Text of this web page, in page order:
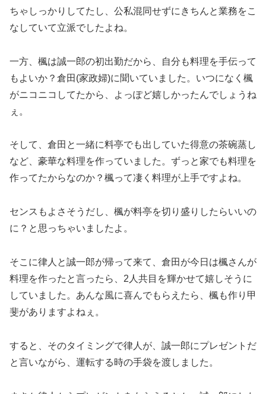
ちゃしっかりしてたし、公私混同せずにきちんと業務をこ
なしていて立派でしたよね。
一方、楓は誠一郎の初出勤だから、自分も料理を手伝って
もよいか？倉田(家政婦)に聞いていました。いつになく楓
がニコニコしてたから、よっぽど嬉しかったんでしょうね
ぇ。
そして、倉田と一緒に料亭でも出していた得意の茶碗蒸し
など、豪華な料理を作っていました。ずっと家でも料理を
作ってたからなのか？楓って凄く料理が上手ですよね。
センスもよさそうだし、楓が料亭を切り盛りしたらいいの
に？と思っちゃいましたよ。
そこに律人と誠一郎が帰って来て、倉田が今日は楓さんが
料理を作ったと言ったら、2人共目を輝かせて嬉しそうに
していました。あんな風に喜んでもらえたら、楓も作り甲
斐がありますよねぇ。
すると、そのタイミングで律人が、誠一郎にプレゼントだ
と言いながら、運転する時の手袋を渡しました。